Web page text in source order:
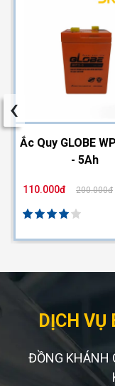
Ắc Quy GLOBE
- 5Ah
110.000đ 200.000đ
‹
DỊCH VỤ
ĐỒNG KHÁNH